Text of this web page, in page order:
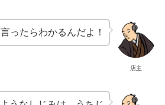
店主
ったらわかるんだよ！